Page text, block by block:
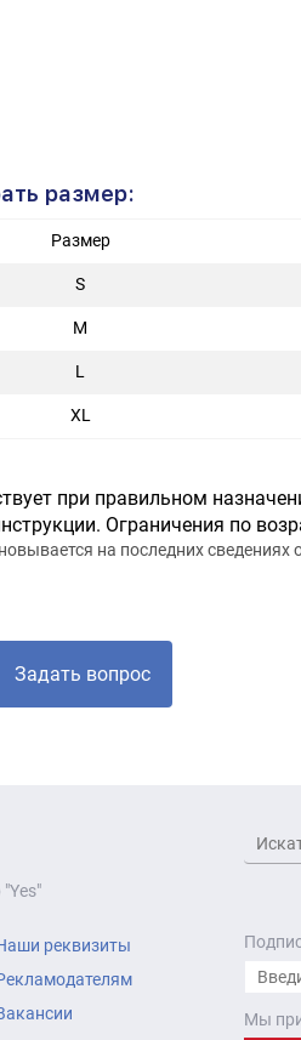
размер:
Размер
S
M
L
XL
при правильном
Ограничения по
на последних сведениях
Задать вопрос
реквизиты
Мы